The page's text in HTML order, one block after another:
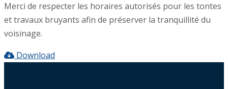
Merci de respecter les horaires autorisés pour les tontes
et travaux bruyants afin de préserver la tranquillité du
voisinage.
Download